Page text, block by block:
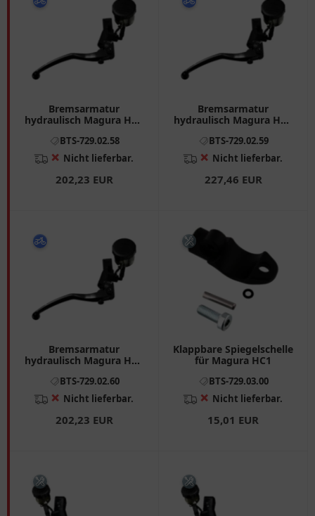
Bremsarmatur
hydraulisch Magura HC1
passend für: Ducati
Monster, Panigale,
Diavel
BTS-729.02.58
❌ Nicht lieferbar.
202,23 EUR
Bremsarmatur
hydraulisch Magura HC1
passend für: BMW K, R, F
800
BTS-729.02.59
❌ Nicht lieferbar.
227,46 EUR
Bremsarmatur
hydraulisch Magura HC1
passend für: Honda NC,
CMX
BTS-729.02.60
❌ Nicht lieferbar.
202,23 EUR
Klappbare Spiegelschelle
für Magura HC1
BTS-729.03.00
❌ Nicht lieferbar.
15,01 EUR